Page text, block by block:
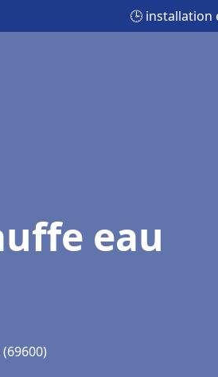
🕒 installation
eau